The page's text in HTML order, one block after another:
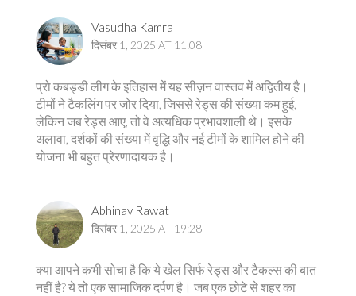
Vasudha Kamra
दिसंबर 1, 2025 AT 11:08
प्रो कबड्डी लीग के इतिहास में यह सीज़न वास्तव में अद्वितीय है।
टीमों ने टैकलिंग पर जोर दिया, जिससे रेड्स की संख्या कम हुई,
लेकिन जब रेड्स आए, तो वे अत्यधिक प्रभावशाली थे। इसके
अलावा, दर्शकों की संख्या में वृद्धि और नई टीमों के शामिल होने की
योजना भी बहुत प्रेरणादायक है।
Abhinav Rawat
दिसंबर 1, 2025 AT 19:28
क्या आपने कभी सोचा है कि ये खेल सिर्फ रेड्स और टैकल्स की बात
नहीं है? ये तो एक सामाजिक दर्पण है। जब एक छोटे से शहर का